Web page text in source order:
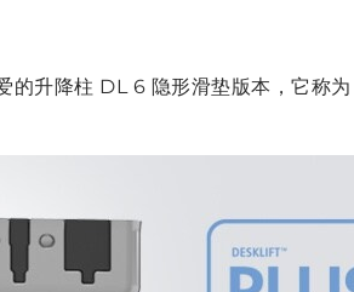
的升降柱 DL 6 隐形滑垫版本，它称